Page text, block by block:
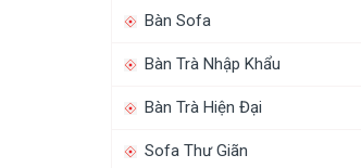
Bàn Sofa
Bàn Trà Nhập Khẩu
Bàn Trà Hiện Đại
Sofa Thư Giãn